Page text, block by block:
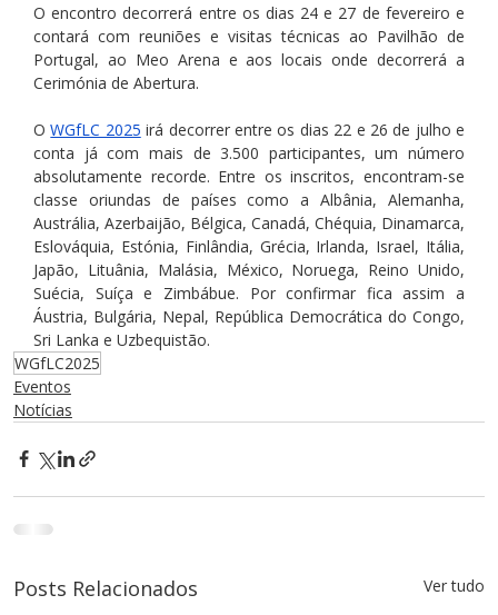
O encontro decorrerá entre os dias 24 e 27 de fevereiro e
contará com reuniões e visitas técnicas ao Pavilhão de
Portugal, ao Meo Arena e aos locais onde decorrerá a
Cerimónia de Abertura.
O WGfLC 2025 irá decorrer entre os dias 22 e 26 de julho e
conta já com mais de 3.500 participantes, um número
absolutamente recorde. Entre os inscritos, encontram-se
classe oriundas de países como a Albânia, Alemanha,
Austrália, Azerbaijão, Bélgica, Canadá, Chéquia, Dinamarca,
Eslováquia, Estónia, Finlândia, Grécia, Irlanda, Israel, Itália,
Japão, Lituânia, Malásia, México, Noruega, Reino Unido,
Suécia, Suíça e Zimbábue. Por confirmar fica assim a
Áustria, Bulgária, Nepal, República Democrática do Congo,
Sri Lanka e Uzbequistão.
WGfLC2025
Eventos
Notícias
Posts Relacionados Ver tudo